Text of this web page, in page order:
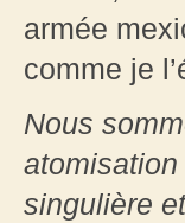
armée
comme je
Nous
singulière